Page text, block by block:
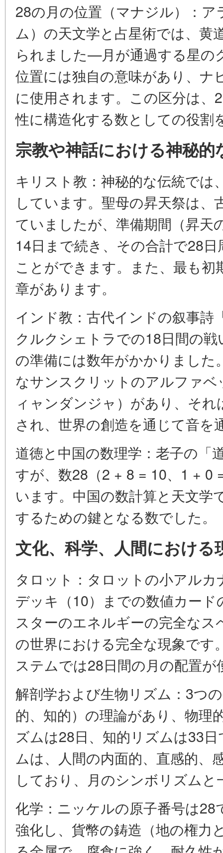
28の月の位置（マナジル）：
ム）の天文学と占星術では、黄
られました—月が通過する星の
位置には独自の意味があり、ナ
に使用されます。この区分は、
性に構造化する数としての役割
宗教や神話における神秘
キリスト教：神秘的な伝統では
しています。聖母の昇天祭は
ていましたが、準備期間（昇天
14日まで続き、その合計で28
ことができます。また、最も
章があります。
インド教：古代インドの叙事詩
クルクシェトラでの18日間の
の準備には数年がかかりました
なサンスクリットのアルファ
ィャンダンジャ）があり、そ
され、世界の創造を通じて音を
道徳と中国の数理学：老子の「
すが、数28（2 + 8 = 10、1 + 0
います。中国の数計算と天文学
するための鍵となる数でした。
文化、科学、人間における
タロット：タロットの小アル
デッキ（10）までの数値カー
スターのエネルギーの完全な
の世界における完全な現象で
ステムでは28日間の月の配置
解剖学および生物リズム：3つ
的、知的）の理論があり、物理
ズムは28日、知的リズムは33
ムは、人間の内面的、直感的、
しており、月のシンボリズム
化学：ニッケルの原子番号は
強化し、貨幣の鋳造（地の権力